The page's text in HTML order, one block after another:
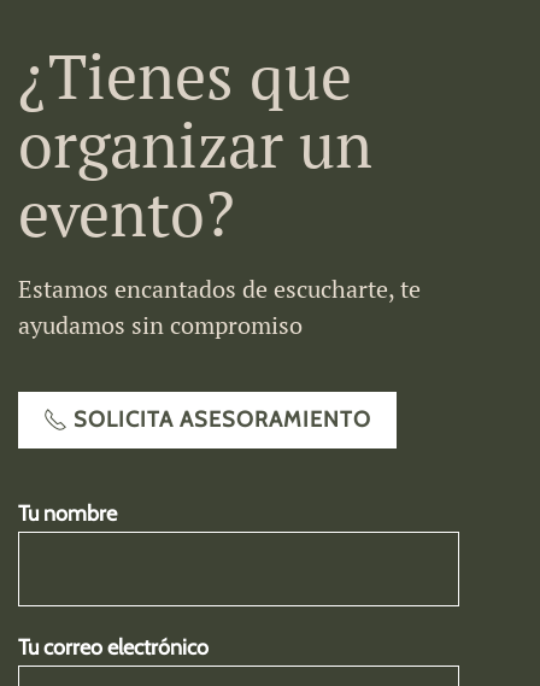
¿Tienes que
organizar un
evento?
Estamos encantados de escucharte, te
ayudamos sin compromiso
SOLICITA ASESORAMIENTO
Tu nombre
Tu correo electrónico